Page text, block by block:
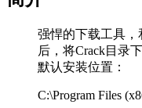
强悍的下载工具
后，将Crack目录
默认安装位置：
C:\Program Files